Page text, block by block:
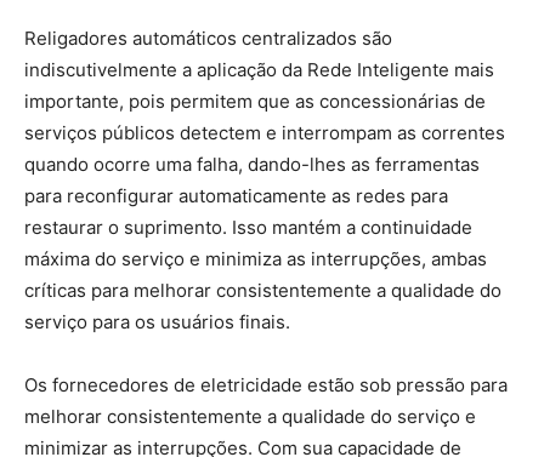
Religadores automáticos centralizados são
indiscutivelmente a aplicação da Rede Inteligente mais
importante, pois permitem que as concessionárias de
serviços públicos detectem e interrompam as correntes
quando ocorre uma falha, dando-lhes as ferramentas
para reconfigurar automaticamente as redes para
restaurar o suprimento. Isso mantém a continuidade
máxima do serviço e minimiza as interrupções, ambas
críticas para melhorar consistentemente a qualidade do
serviço para os usuários finais.
Os fornecedores de eletricidade estão sob pressão para
melhorar consistentemente a qualidade do serviço e
minimizar as interrupções. Com sua capacidade de